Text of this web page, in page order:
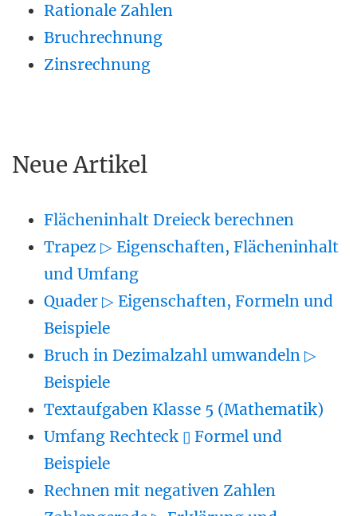
Rationale Zahlen
Bruchrechnung
Zinsrechnung
Neue Artikel
Flächeninhalt Dreieck berechnen
Trapez ▷ Eigenschaften, Flächeninhalt
und Umfang
Quader ▷ Eigenschaften, Formeln und
Beispiele
Bruch in Dezimalzahl umwandeln ▷
Beispiele
Textaufgaben Klasse 5 (Mathematik)
Umfang Rechteck ▯ Formel und
Beispiele
Rechnen mit negativen Zahlen